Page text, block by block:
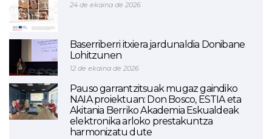
24 de ekaina de 2026
Baserriberri itxiera jardunaldia Donibane
Lohitzunen
12 de ekaina de 2026
Pauso garrantzitsuak mugaz gaindiko
NAIA proiektuan: Don Bosco, ESTIA eta
Akitania Berriko Akademia Eskualdeak
elektronika arloko prestakuntza
harmonizatu dute